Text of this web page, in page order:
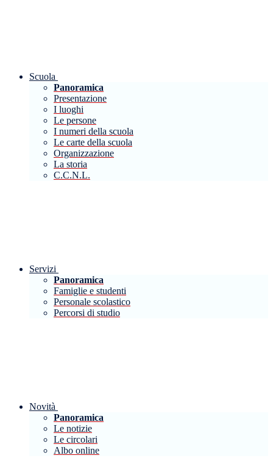
Scuola
Panoramica
Presentazione
I luoghi
Le persone
I numeri della scuola
Le carte della scuola
Organizzazione
La storia
C.C.N.L.
Servizi
Panoramica
Famiglie e studenti
Personale scolastico
Percorsi di studio
Novità
Panoramica
Le notizie
Le circolari
Albo online